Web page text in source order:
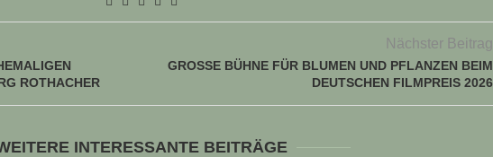
ROTHACHER
Nächster Beitrag
GROSSE BÜHNE FÜR BLUMEN UND PFLANZEN BEIM D
EUTSCHEN FILMPREIS 2026
INTERESSANTE BEITRÄGE